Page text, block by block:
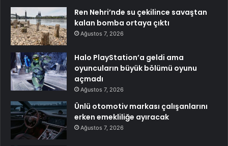
Ren Nehri’nde su çekilince savaştan
kalan bomba ortaya çıktı
Ağustos 7, 2026
Halo PlayStation’a geldi ama
oyuncuların büyük bölümü oyunu
açmadı
Ağustos 7, 2026
Ünlü otomotiv markası çalışanlarını
erken emekliliğe ayıracak
Ağustos 7, 2026